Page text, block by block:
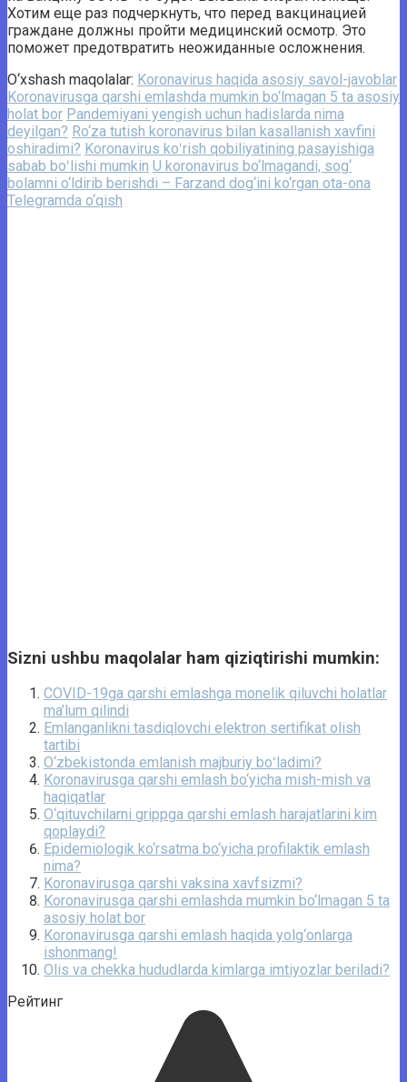
Хотим еще раз подчеркнуть, что перед вакцинацией
граждане должны пройти медицинский осмотр. Это
поможет предотвратить неожиданные осложнения.
O‘xshash maqolalar: Koronavirus haqida asosiy savol-javoblar
Koronavirusga qarshi emlashda mumkin bo‘lmagan 5 ta asosiy
holat bor Pandemiyani yengish uchun hadislarda nima
deyilgan? Ro‘za tutish koronavirus bilan kasallanish xavfini
oshiradimi? Koronavirus koʻrish qobiliyatining pasayishiga
sabab boʻlishi mumkin U koronavirus bo‘lmagandi, sog‘
bolamni o‘ldirib berishdi – Farzand dog‘ini ko‘rgan ota-ona
Telegramda o‘qish
Sizni ushbu maqolalar ham qiziqtirishi mumkin:
COVID-19ga qarshi emlashga monelik qiluvchi holatlar
ma’lum qilindi
Emlanganlikni tasdiqlovchi elektron sertifikat olish
tartibi
O‘zbekistonda emlanish majburiy boʻladimi?
Koronavirusga qarshi emlash bo‘yicha mish-mish va
haqiqatlar
O‘qituvchilarni grippga qarshi emlash harajatlarini kim
qoplaydi?
Epidemiologik ko‘rsatma bo‘yicha profilaktik emlash
nima?
Koronavirusga qarshi vaksina xavfsizmi?
Koronavirusga qarshi emlashda mumkin bo‘lmagan 5 ta
asosiy holat bor
Koronavirusga qarshi emlash haqida yolg‘onlarga
ishonmang!
Olis va chekka hududlarda kimlarga imtiyozlar beriladi?
Рейтинг